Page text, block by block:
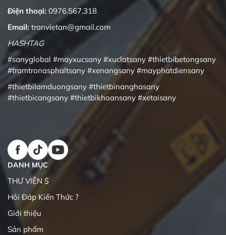
Điện thoại: 0976.567.318
Email: tranvietan@gmail.com
HASHTAG
#sanyglobal #mayxucsany #xuclatsany #thietbibetongsany
#tramtronasphaltsany #xenangsany #mayphatdiensany
#thietbilamduongsany #thietbinanghasany
#thietbicangsany #thietbikhoansany #xetaisany
DANH MỤC
THƯ VIỆN $
Hỏi Đáp Kiến Thức ?
Giới thiệu
Sản phẩm